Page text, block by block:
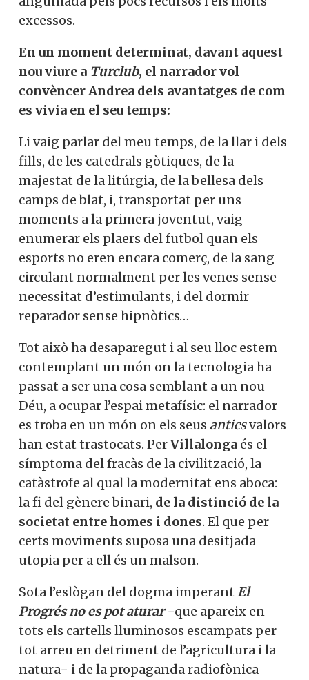
excessos.
En un moment determinat, davant aquest
nou viure a Turclub, el narrador vol
convèncer Andrea dels avantatges de com
es vivia en el seu temps:
Li vaig parlar del meu temps, de la llar i dels
fills, de les catedrals gòtiques, de la
majestat de la litúrgia, de la bellesa dels
camps de blat, i, transportat per uns
moments a la primera joventut, vaig
enumerar els plaers del futbol quan els
esports no eren encara comerç, de la sang
circulant normalment per les venes sense
necessitat d’estimulants, i del dormir
reparador sense hipnòtics…
Tot això ha desaparegut i al seu lloc estem
contemplant un món on la tecnologia ha
passat a ser una cosa semblant a un nou
Déu, a ocupar l’espai metafísic: el narrador
es troba en un món on els seus anticsvalors
han estat trastocats. PerVillalonga és el
símptoma del fracàs de la civilització, la
catàstrofe al qual la modernitat ens aboca:
la fi del gènere binari, de la distinció de la
societat entre homes i dones. El que per
certs moviments suposa una desitjada
utopia per a ell és un malson.
Sota l’eslògan del dogma imperant El
Progrés no es pot aturar −que apareix en
tots els cartells lluminosos escampats per
tot arreu en detriment de l’agricultura i la
natura− i de la propaganda radiofònica